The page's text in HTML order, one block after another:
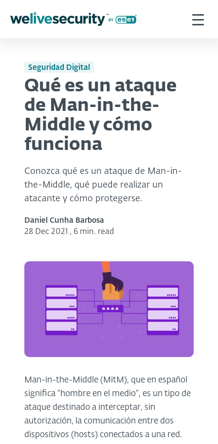
Seguridad Digital
Qué es un ataque
de Man-in-the-
Middle y cómo
funciona
Conozca qué es un ataque de Man-in-
the-Middle, qué puede realizar un
atacante y cómo protegerse.
Daniel Cunha Barbosa
28 Dec 2021 , 6 min. read
Man-in-the-Middle (MitM), que en español
significa “hombre en el medio”, es un tipo de
ataque destinado a interceptar, sin
autorización, la comunicación entre dos
dispositivos (hosts) conectados a una red.